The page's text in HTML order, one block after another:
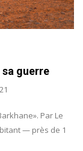
guerre
Par Le
— près de 1